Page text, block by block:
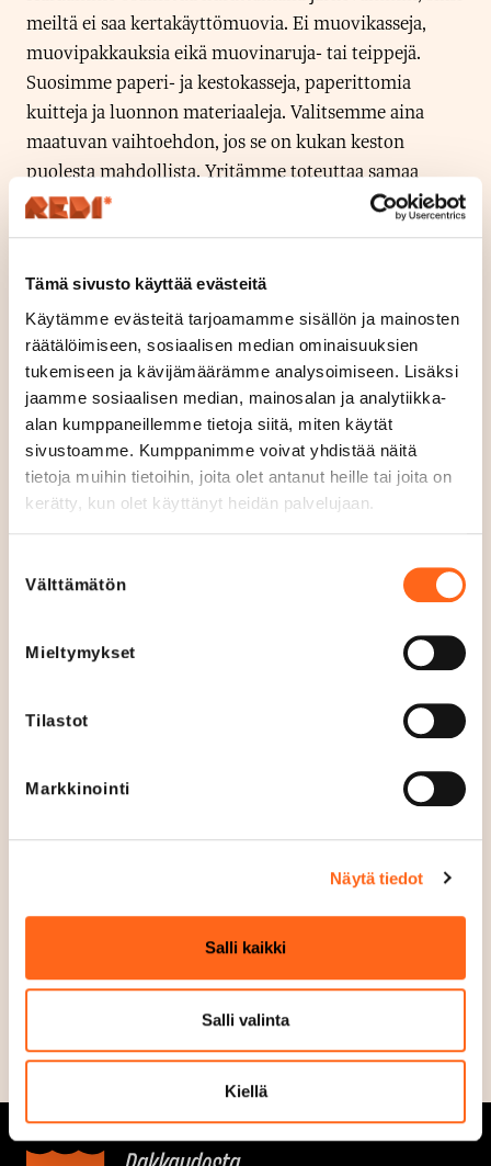
Tämä sivusto käyttää evästeitä
Käytämme evästeitä tarjoamamme sisällön ja mainosten
räätälöimiseen, sosiaalisen median ominaisuuksien
tukemiseen ja kävijämäärämme analysoimiseen. Lisäksi
jaamme sosiaalisen median, mainosalan ja analytiikka-
alan kumppaneillemme tietoja siitä, miten käytät
sivustoamme. Kumppanimme voivat yhdistää näitä
tietoja muihin tietoihin, joita olet antanut heille tai joita on
kerätty, kun olet käyttänyt heidän palvelujaan.
valinta
Välttämätön
Mieltymykset
Tilastot
Markkinointi
Näytä tiedot
Salli kaikki
Salli valinta
Kiellä
meiltä ei saa kertakäyttömuovia. Ei muovikasseja,
muovipakkauksia eikä muovinaruja- tai teippejä.
Suosimme paperi- ja kestokasseja, paperittomia
kuitteja ja luonnon materiaaleja. Valitsemme aina
maatuvan vaihtoehdon, jos se on kukan keston
puolesta mahdollista. Yritämme toteuttaa samaa
ideologiaa myös kaikissa hankinnoissamme, joten
käyttämämme koristeet ja tarvikkeet sekä myös
ja/tai kestävistä materiaaleista valmistettuja.
Kasvit ja kukat tuovat välitöntä iloa ja vaikuttavat
positiivisesti elämänlaatuun. Tule hengittämään
tuoksuvaa ilmaamme ja imemään vihreää energiaa
päivääsi!
Tervetuloa!
Avoinna tänään
u
j
t
u
Aukioloajat
La10-18
Verkkosivut
Sosiaalinen media